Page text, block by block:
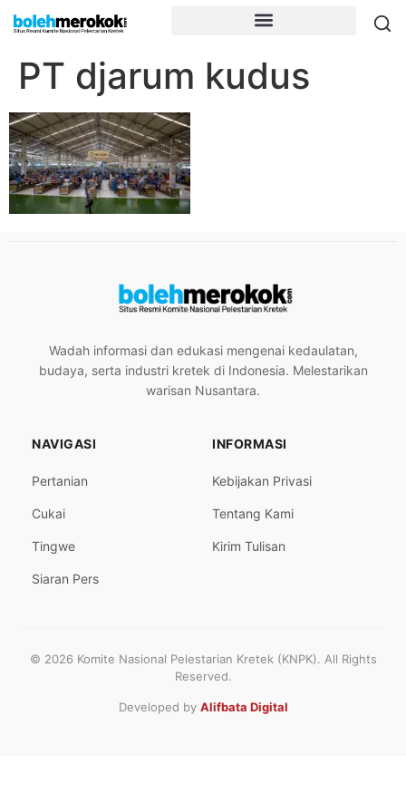
PT djarum kudus
Wadah informasi dan edukasi mengenai kedaulatan,
budaya, serta industri kretek di Indonesia. Melestarikan
warisan Nusantara.
NAVIGASI
Pertanian
Cukai
Tingwe
Siaran Pers
INFORMASI
Kebijakan Privasi
Tentang Kami
Kirim Tulisan
© 2026 Komite Nasional Pelestarian Kretek (KNPK). All Rights
Reserved.
Developed by Alifbata Digital